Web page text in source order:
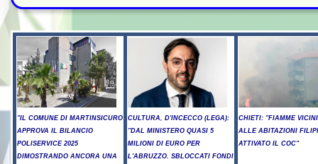
"IL COMUNE DI MARTINSICURO
APPROVA IL BILANCIO
POLISERVICE 2025
DIMOSTRANDO ANCORA UNA
CULTURA, D'INCECCO (LEGA):
"DAL MINISTERO QUASI 5
MILIONI DI EURO PER
L'ABRUZZO. SBLOCCATI FONDI
CHIETI: "FIAMME
ALLE ABITAZIONI
ATTIVATO IL COC"